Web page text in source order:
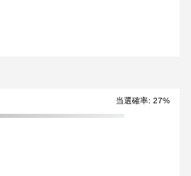
当選確率: 27%